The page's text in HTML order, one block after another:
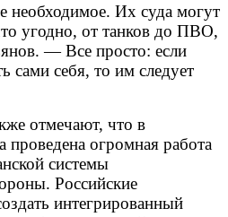
необходимое. Их суда могут
угодно, от танков до ПВО,
— Все просто: если
себя, то им следует
отмечают, что в
проведена огромная работа
системы
Российские
интегрированный